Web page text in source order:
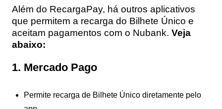
Além do RecargaPay, há outros aplicativos
que permitem a recarga do Bilhete Único e
aceitam pagamentos com o Nubank. Veja
abaixo:
1. Mercado Pago
Permite recarga de Bilhete Único diretamente pelo